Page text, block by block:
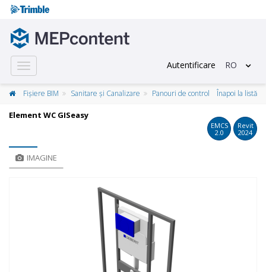
Toggle
navigation
Autentificare RO
Fișiere BIM Sanitare și Canalizare Panouri de control Înapoi la listă
Element WC GISeasy
EMCS
2.0
Revit
2024
IMAGINE